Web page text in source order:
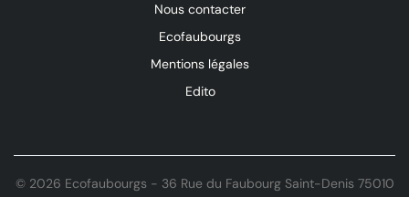
Nous contacter
Ecofaubourgs
Mentions légales
Edito
© 2026 Ecofaubourgs - 36 Rue du Faubourg Saint-Denis 75010